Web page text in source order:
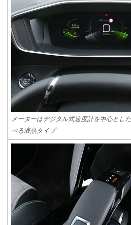
メーターはデジタル式速度計を中心と
べる液晶タイプ